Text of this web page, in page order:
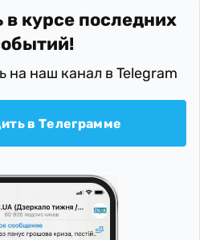
в курсе последних
на наш канал в Telegram
в Телеграмме